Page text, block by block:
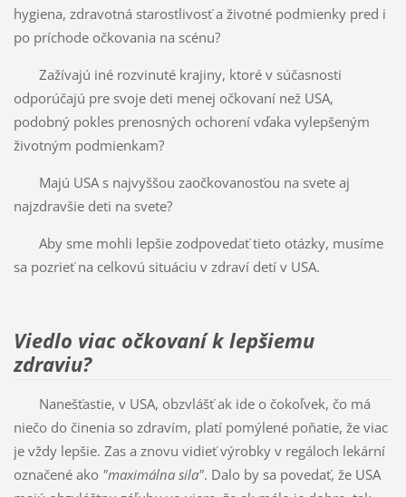
hygiena, zdravotná starostlivosť a životné podmienky pred i
po príchode očkovania na scénu?
Zažívajú iné rozvinuté krajiny, ktoré v súčasnosti
odporúčajú pre svoje deti menej očkovaní než USA,
podobný pokles prenosných ochorení vďaka vylepšeným
životným podmienkam?
Majú USA s najvyššou zaočkovanosťou na svete aj
najzdravšie deti na svete?
Aby sme mohli lepšie zodpovedať tieto otázky, musíme
sa pozrieť na celkovú situáciu v zdraví detí v USA.
Viedlo viac očkovaní k lepšiemu
zdraviu?
Nanešťastie, v USA, obzvlášť ak ide o čokoľvek, čo má
niečo do činenia so zdravím, platí pomýlené poňatie, že viac
je vždy lepšie. Zas a znovu vidieť výrobky v regáloch lekární
označené ako "maximálna sila". Dalo by sa povedať, že USA